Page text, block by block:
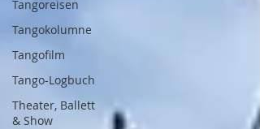
Tangoreisen
Tangokolumne
Tangofilm
Tango-Logbuch
Theater, Ballett
& Show